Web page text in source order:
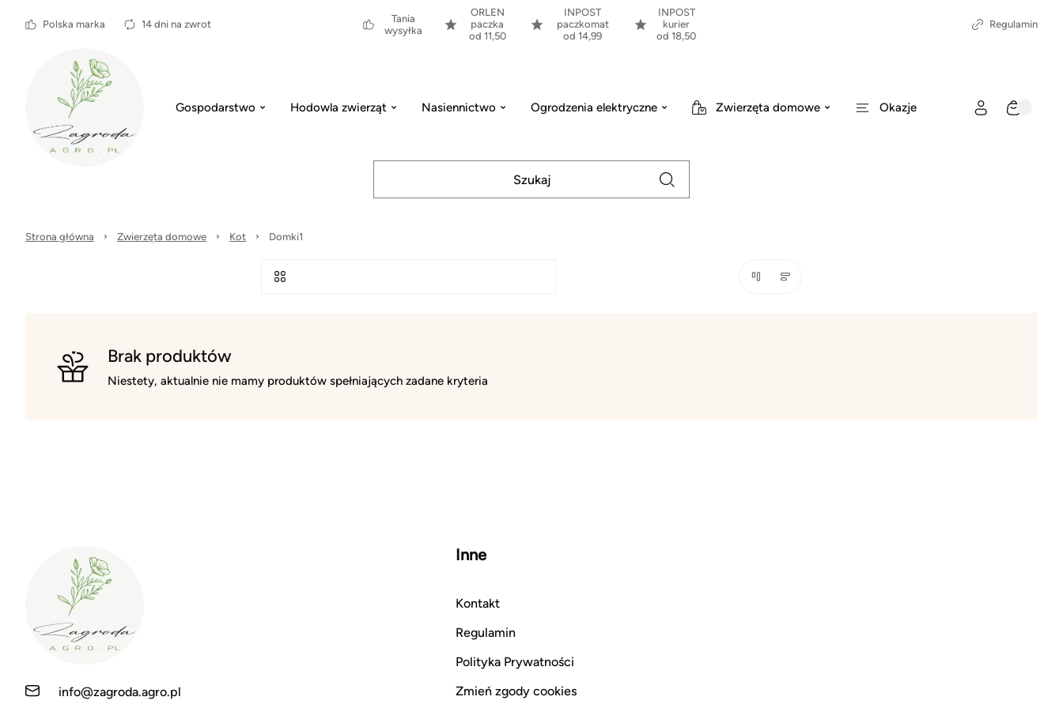
Polska marka 14 dni na zwrot
Tania
wysyłka
ORLEN
paczka
od 11,50
INPOST
paczkomat
od 14,99
INPOST
kurier
od 18,50
Regulamin
Gospodarstwo Hodowla zwierząt Nasiennictwo Ogrodzenia elektryczne Zwierzęta domowe Okazje
Strona główna Zwierzęta domowe Kot Domki1
Brak produktów
Niestety, aktualnie nie mamy produktów spełniających zadane kryteria
info@zagroda.agro.pl
Inne
Kontakt
Regulamin
Polityka Prywatności
Zmień zgody cookies